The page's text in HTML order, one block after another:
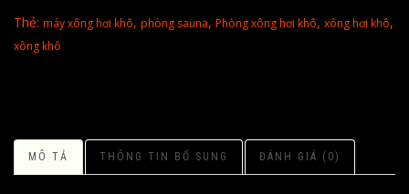
Thẻ: máy xông hơi khô, phòng sauna, Phòng xông hơi khô, xông hơi khô,
xông khô
MÔ TẢ THÔNG TIN BỔ SUNG ĐÁNH GIÁ (0)